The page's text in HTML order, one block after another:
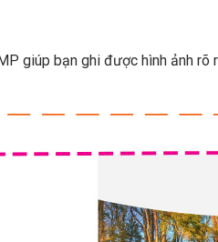
giúp bạn ghi được hình ảnh